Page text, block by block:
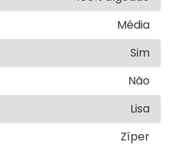
Média
Sim
Não
Lisa
Zíper